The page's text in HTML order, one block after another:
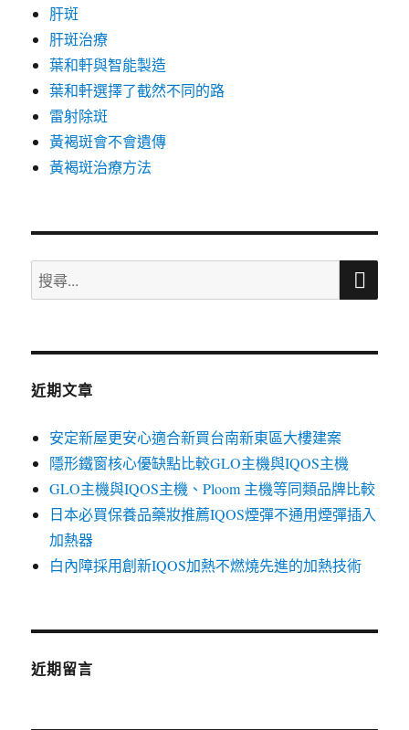
肝斑
肝斑治療
葉和軒與智能製造
葉和軒選擇了截然不同的路
雷射除斑
黃褐斑會不會遺傳
黃褐斑治療方法
搜
尋
鍵
搜
近期文章
安定新屋更安心適合新買台南新東區大樓建案
隱形鐵窗核心優缺點比較GLO主機與IQOS主機
GLO主機與IQOS主機、Ploom 主機等同類品牌比較
日本必買保養品藥妝推薦IQOS煙彈不通用煙彈插入
加熱器
白內障採用創新IQOS加熱不燃燒先進的加熱技術
近期留言